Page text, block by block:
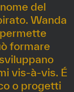
del
Wanda
formare
vis-à-vis. É
o progetti